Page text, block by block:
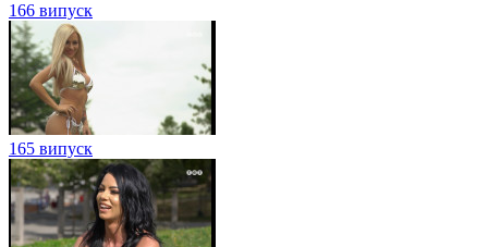
166 випуск
165 випуск